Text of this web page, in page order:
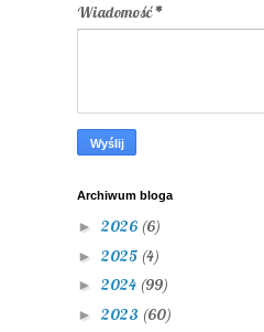
Wiadomość*
Archiwum bloga
► 2026 (6)
► 2025 (4)
► 2024 (99)
► 2023 (60)